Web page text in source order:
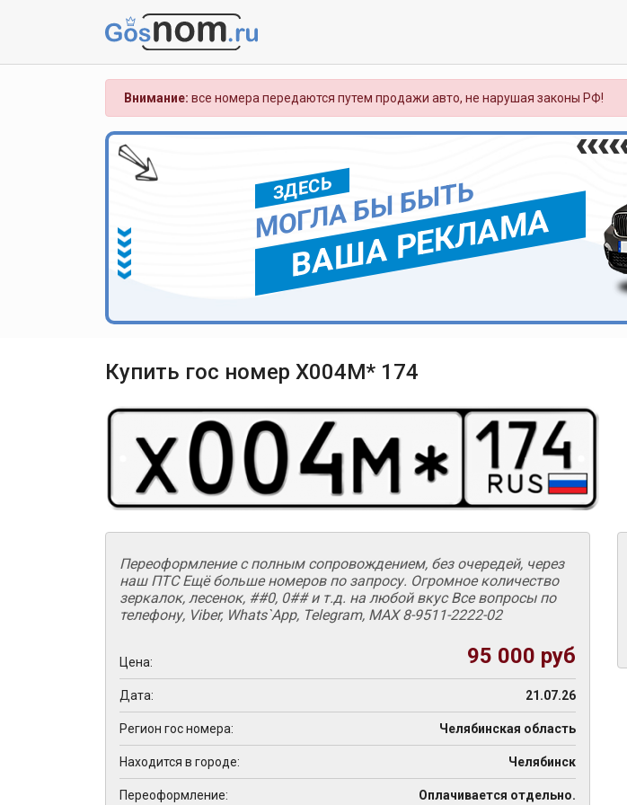
Внимание: все номера передаются путем продажи авто, не нарушая законы РФ!
ЗДЕСЬ
МОГЛА БЫ БЫТЬ
ВАША РЕКЛАМА
Купить гос номер Х004М* 174
Переоформление с полным сопровождением, без очередей, через
наш ПТС Ещё больше номеров по запросу. Огромное количество
зеркалок, лесенок, ##0, 0## и т.д. на любой вкус Все вопросы по
телефону, Viber, Whats`App, Telegram, MAX 8-9511-2222-02
Цена: 95 000 руб
Дата: 21.07.26
Регион гос номера: Челябинская область
Находится в городе: Челябинск
Переоформление: Оплачивается отдельно.